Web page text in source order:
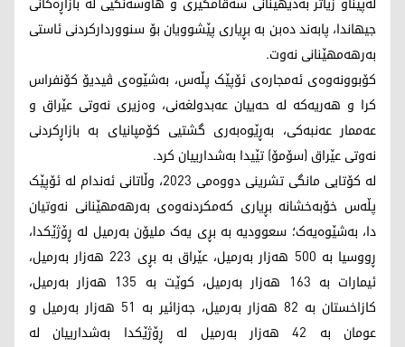
جیهاندا، پابەند دەبن بە بڕیاری پێشوویان بۆ سنووردارکردنی ئاستی
بەرهەمهێنانی نەوت.
کۆبوونەوەی ئەمجارەی ئۆپێک پڵەس، بەشێوەی ڤیدیۆ کۆنفراس
کرا و هەریەکە لە حەییان عەبدولغەنی، وەزیری نەوتی عێراق و
عەممار عەنبەکی، بەڕێوەبەری گشتیی کۆمپانیای بە بازاڕکردنی
نەوتی عێراق (سۆمۆ) تێیدا بەشدارییان کرد.
لە کۆتایی مانگی تشرینی دووەمی 2023، وڵاتانی ئەندام لە ئۆپێک
پڵەس خۆبەخشانە بڕیاری کەمکردنەوەی بەرهەمهێنانی نەوتیان
دا، بەشێوەیەک؛ سعوودیە بە بڕی یەک ملیۆن بەرمیل لە ڕۆژێکدا،
ڕووسیا بە 500 هەزار بەرمیل، عێراق بە بڕی 223 هەزار بەرمیل،
ئیمارات بە 163 هەزار بەرمیل، کوێت بە 135 هەزار بەرمیل،
کازاخستان بە 82 هەزار بەرمیل، جەزائیر بە 51 هەزار بەرمیل و
عومان بە 42 هەزار بەرمیل لە ڕۆژێکدا بەشدارییان لە